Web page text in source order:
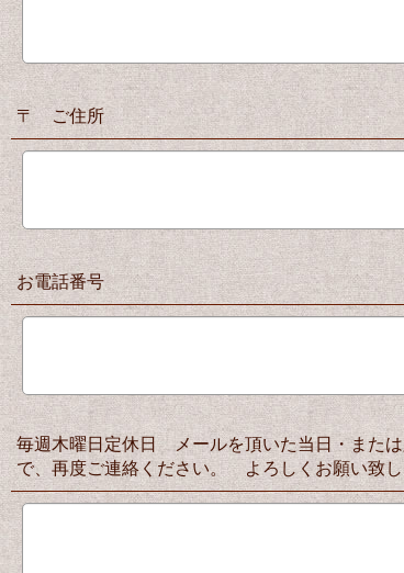
〒 ご住所
お電話番号
毎週木曜日定休日 メールを頂いた当日・また
で、再度ご連絡ください。 よろしくお願い致